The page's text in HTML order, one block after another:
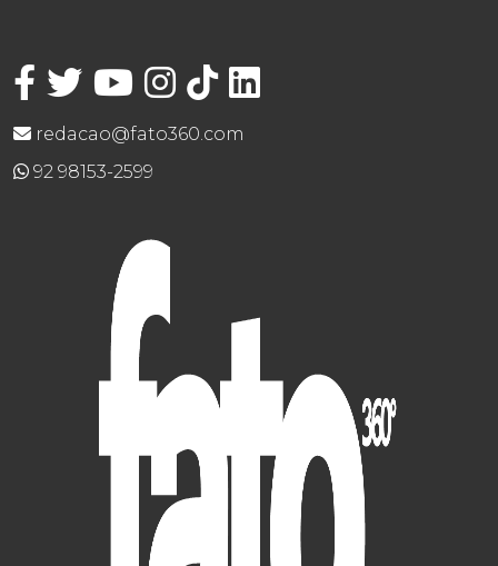
redacao@fato360.com
92 98153-2599